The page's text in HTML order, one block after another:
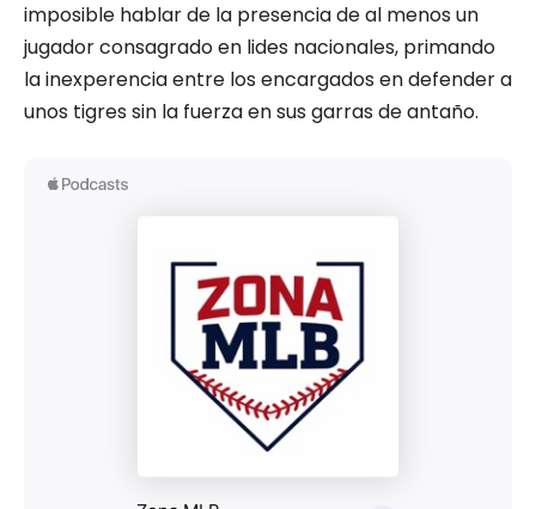
imposible hablar de la presencia de al menos un
jugador consagrado en lides nacionales, primando
la inexperencia entre los encargados en defender a
unos tigres sin la fuerza en sus garras de antaño.